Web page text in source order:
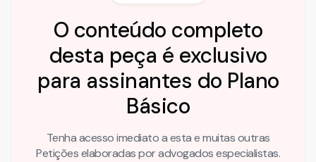
O conteúdo completo
desta peça é exclusivo
para assinantes do Plano
Básico
Tenha acesso imediato a esta e muitas outras
Petições elaboradas por advogados especialistas.